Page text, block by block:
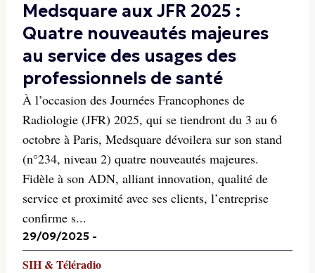
Medsquare aux JFR 2025 :
Quatre nouveautés majeures
au service des usages des
professionnels de santé
À l’occasion des Journées Francophones de
Radiologie (JFR) 2025, qui se tiendront du 3 au 6
octobre à Paris, Medsquare dévoilera sur son stand
(n°234, niveau 2) quatre nouveautés majeures.
Fidèle à son ADN, alliant innovation, qualité de
service et proximité avec ses clients, l’entreprise
confirme s...
29/09/2025 -
SIH & Téléradio